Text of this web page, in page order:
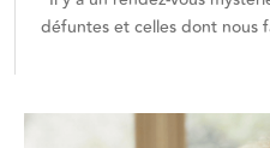
défuntes et celles dont nous